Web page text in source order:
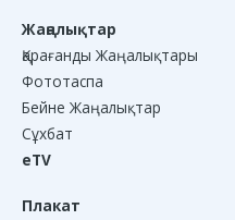
Жаңалықтар
Қарағанды Жаңалықтары
Фототаспа
Бейне Жаңалықтар
Сұхбат
eTV
Плакат